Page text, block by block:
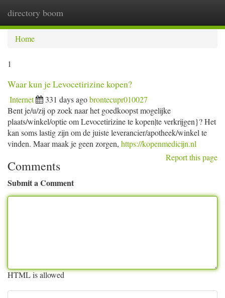
directory boom
Home
1
Waar kun je Levocetirizine kopen?
Internet 331 days agobrontecupr010027
Bent je/u/zij op zoek naar het goedkoopst mogelijke
plaats/winkel/optie om Levocetirizine te kopen|te verkrijgen}? Het
kan soms lastig zijn om de juiste leverancier/apotheek/winkel te
vinden. Maar maak je geen zorgen, https://kopenmedicijn.nl
Report this page
Comments
Submit a Comment
HTML is allowed